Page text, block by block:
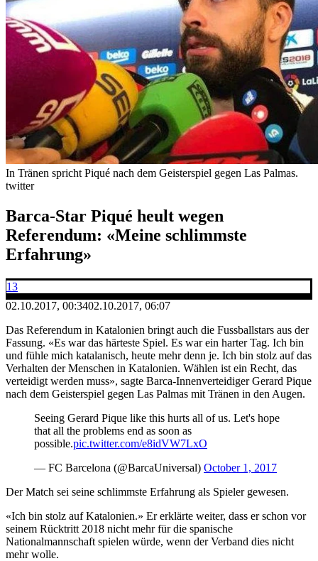
In Tränen spricht Piqué nach dem Geisterspiel gegen Las Palmas.
twitter
Barca-Star Piqué heult wegen
Referendum: «Meine schlimmste
Erfahrung»
13
02.10.2017, 00:3402.10.2017, 06:07
Das Referendum in Katalonien bringt auch die Fussballstars aus der
Fassung. «Es war das härteste Spiel. Es war ein harter Tag. Ich bin
und fühle mich katalanisch, heute mehr denn je. Ich bin stolz auf das
Verhalten der Menschen in Katalonien. Wählen ist ein Recht, das
verteidigt werden muss», sagte Barca-Innenverteidiger Gerard Pique
nach dem Geisterspiel gegen Las Palmas mit Tränen in den Augen.
Seeing Gerard Pique like this hurts all of us. Let's hope
that all the problems end as soon as
possible.pic.twitter.com/e8idVW7LxO
— FC Barcelona (@BarcaUniversal) October 1, 2017
Der Match sei seine schlimmste Erfahrung als Spieler gewesen.
«Ich bin stolz auf Katalonien.» Er erklärte weiter, dass er schon vor
seinem Rücktritt 2018 nicht mehr für die spanische
Nationalmannschaft spielen würde, wenn der Verband dies nicht
mehr wolle.